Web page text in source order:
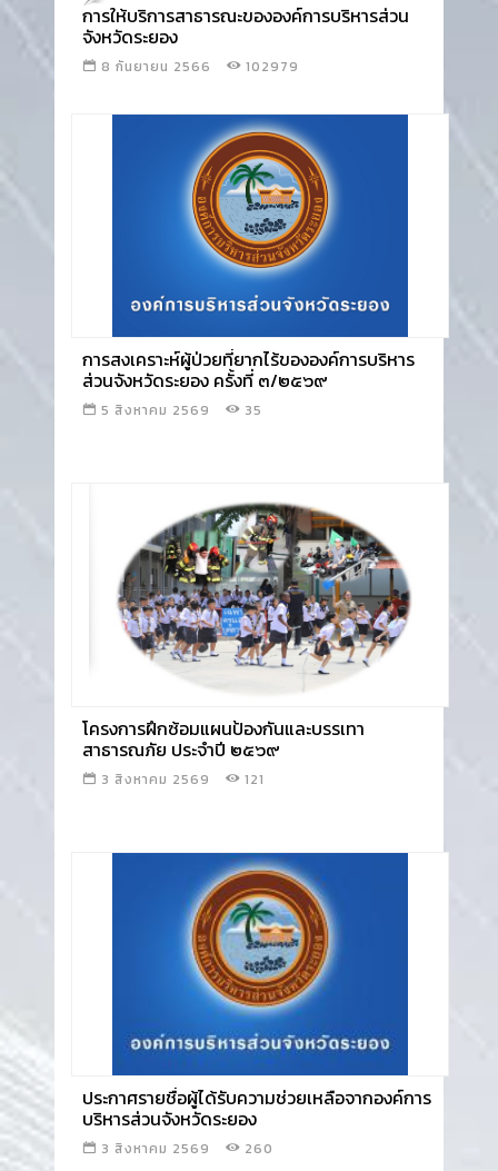
การให้บริการสาธารณะขององค์การบริหารส่วน
จังหวัดระยอง
8 กันยายน 2566 102979
อ่านข่าว
การสงเคราะห์ผู้ป่วยที่ยากไร้ขององค์การบริหาร
ส่วนจังหวัดระยอง ครั้งที่ ๓/๒๕๖๙
5 สิงหาคม 2569 35
อ่านข่าว
โครงการฝึกซ้อมแผนป้องกันและบรรเทา
สาธารณภัย ประจำปี ๒๕๖๙
3 สิงหาคม 2569 121
อ่านข่าว
ประกาศรายชื่อผู้ได้รับความช่วยเหลือจากองค์การ
บริหารส่วนจังหวัดระยอง
3 สิงหาคม 2569 260